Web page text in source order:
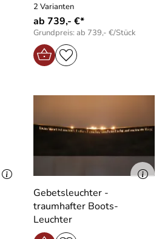
2 Varianten
ab 739,- €*
Grundpreis: ab 739,- €/Stück
Gebetsleuchter -
traumhafter Boots-
Leuchter